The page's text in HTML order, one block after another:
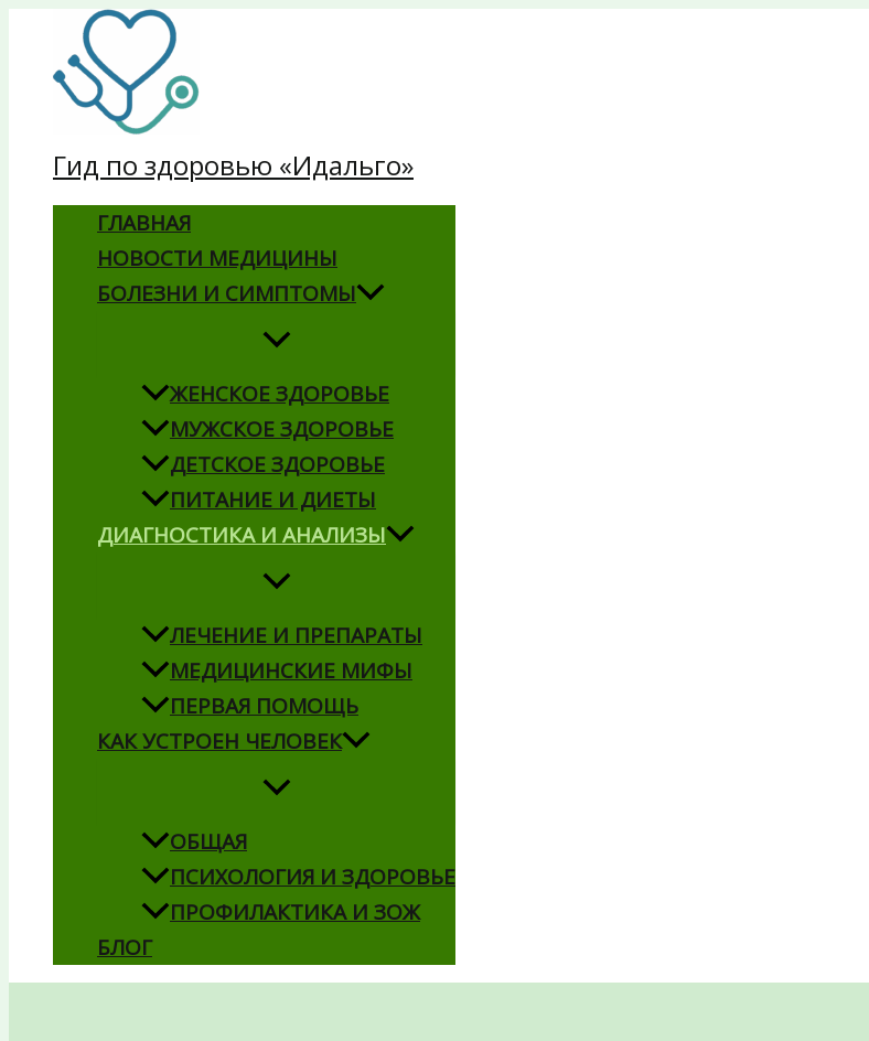
содержимому
Гид по здоровью «Идальго»
ГЛАВНАЯ
НОВОСТИ МЕДИЦИНЫ
БОЛЕЗНИ И СИМПТОМЫ
ЖЕНСКОЕ ЗДОРОВЬЕ
МУЖСКОЕ ЗДОРОВЬЕ
ДЕТСКОЕ ЗДОРОВЬЕ
ПИТАНИЕ И ДИЕТЫ
ДИАГНОСТИКА И АНАЛИЗЫ
ЛЕЧЕНИЕ И ПРЕПАРАТЫ
МЕДИЦИНСКИЕ МИФЫ
ПЕРВАЯ ПОМОЩЬ
КАК УСТРОЕН ЧЕЛОВЕК
ОБЩАЯ
ПСИХОЛОГИЯ И ЗДОРОВЬЕ
ПРОФИЛАКТИКА И ЗОЖ
БЛОГ